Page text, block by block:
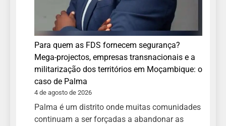
Para quem as FDS fornecem segurança?
Mega-projectos, empresas transnacionais e a
militarização dos territórios em Moçambique: o
caso de Palma
4 de agosto de 2026
Palma é um distrito onde muitas comunidades
continuam a ser forçadas a abandonar as